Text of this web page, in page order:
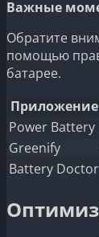
Важные
Обратите
помощью
батарее.
Приложение
Power Battery
Greenify
Battery Doctor